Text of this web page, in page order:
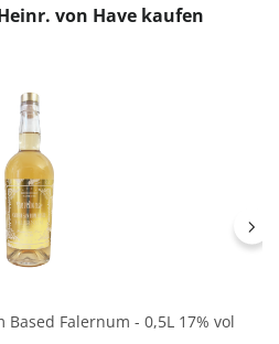
von Have kaufen
Falernum - 0,5L 17% vol